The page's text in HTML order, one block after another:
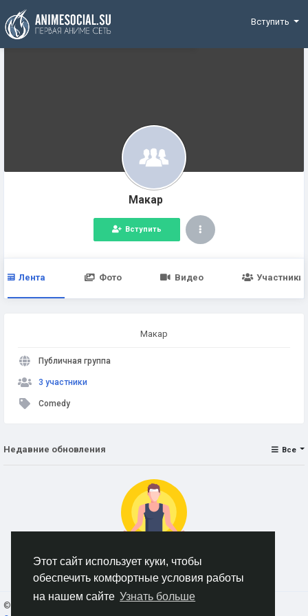
Этот сайт использует куки, чтобы
обеспечить комфортные условия работы
на нашем сайте Узнать больше
Funding
Вступить
Макар
Вступить
Лента Фото Видео Участники
Макар
Публичная группа
3 участники
Comedy
Недавние обновления Все
Нет данных для отображения
© 2026 AnimeSocial.SU - Первая аниме сеть!